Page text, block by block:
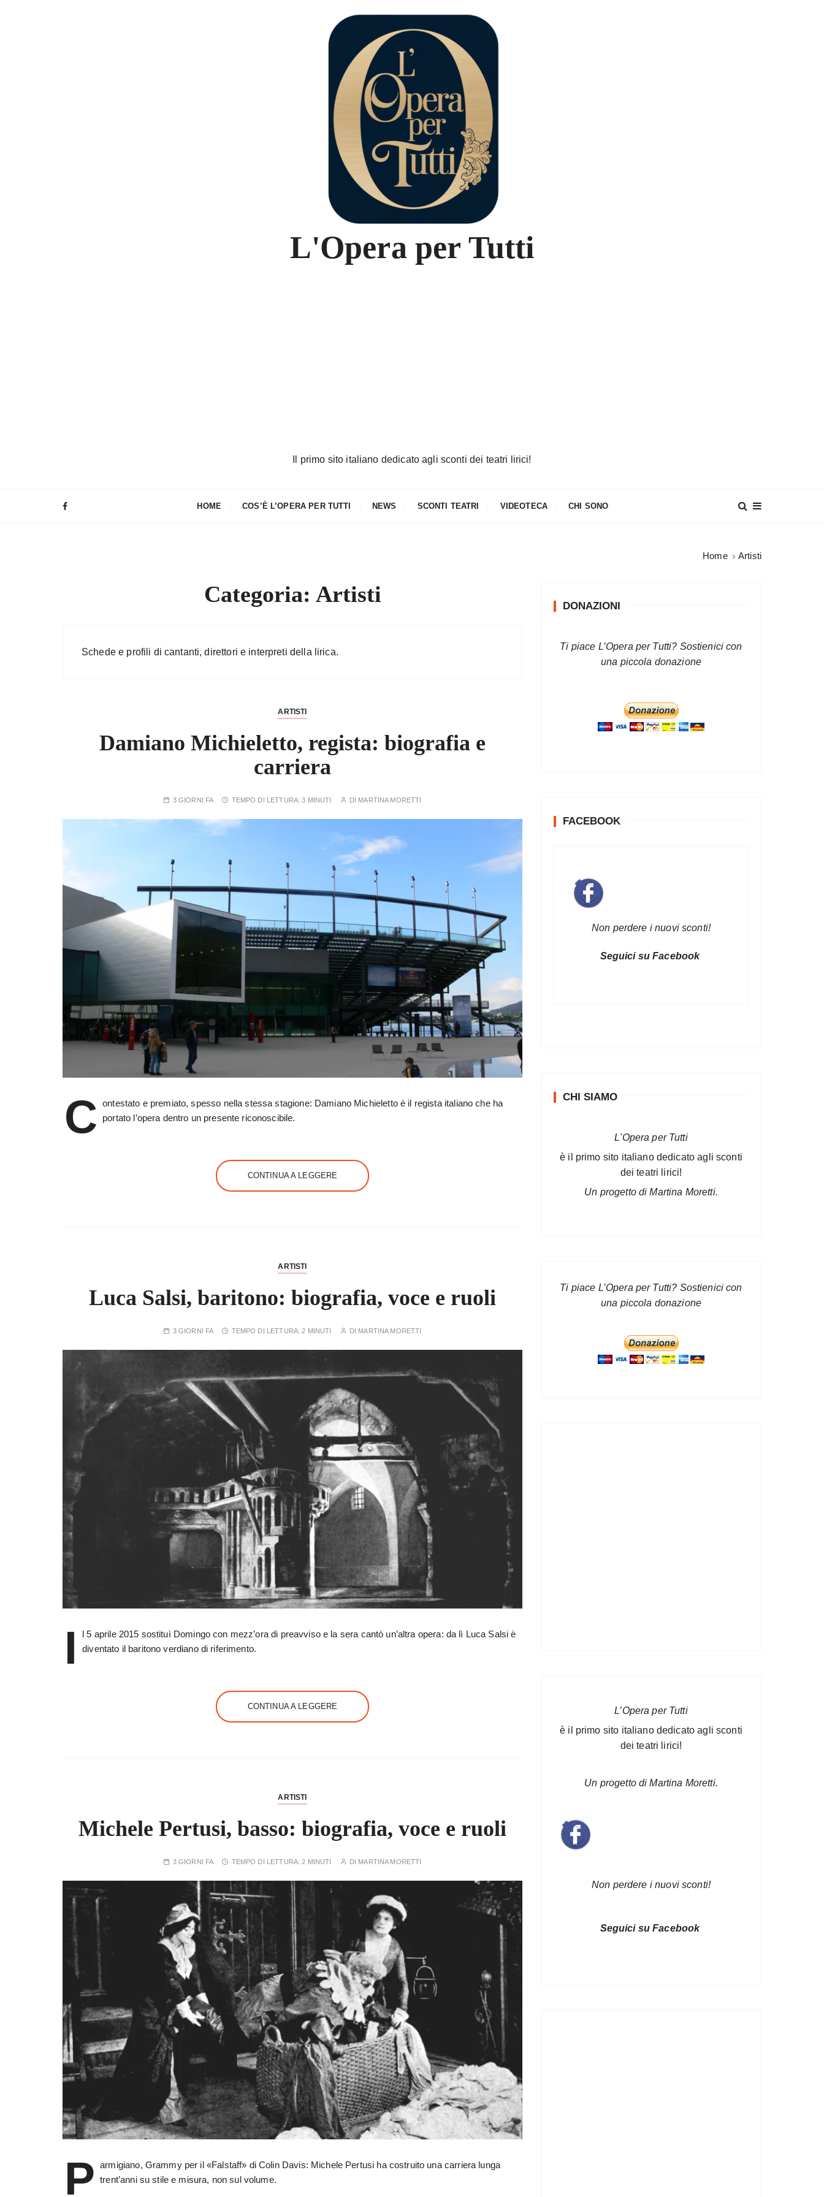
L'Opera per Tutti
Il primo sito italiano dedicato agli sconti dei teatri lirici!
HOME COS’È L’OPERA PER TUTTI NEWS SCONTI TEATRI VIDEOTECA CHI SONO
Home Artisti
Categoria: Artisti
Schede e profili di cantanti, direttori e interpreti della lirica.
ARTISTI
Damiano Michieletto, regista: biografia e
carriera
3 GIORNI FA TEMPO DI LETTURA:3 MINUTI DI MARTINA MORETTI
C ontestato e premiato, spesso nella stessa stagione: Damiano Michieletto è il regista italiano che ha
portato l’opera dentro un presente riconoscibile.
CONTINUA A LEGGERE
ARTISTI
Luca Salsi, baritono: biografia, voce e ruoli
3 GIORNI FA TEMPO DI LETTURA:2 MINUTI DI MARTINA MORETTI
I
l 5 aprile 2015 sostituì Domingo con mezz’ora di preavviso e la sera cantò un’altra opera: da lì Luca Salsi è
diventato il baritono verdiano di riferimento.
CONTINUA A LEGGERE
ARTISTI
Michele Pertusi, basso: biografia, voce e ruoli
3 GIORNI FA TEMPO DI LETTURA:2 MINUTI DI MARTINA MORETTI
P armigiano, Grammy per il «Falstaff» di Colin Davis: Michele Pertusi ha costruito una carriera lunga
trent’anni su stile e misura, non sul volume.
DONAZIONI
Ti piace L’Opera per Tutti? Sostienici con
una piccola donazione
FACEBOOK
Non perdere i nuovi sconti!
Seguici su Facebook
CHI SIAMO
L'Opera per Tutti
è il primo sito italiano dedicato agli sconti
dei teatri lirici!
Un progetto di Martina Moretti.
Ti piace L’Opera per Tutti? Sostienici con
una piccola donazione
L’Opera per Tutti
è il primo sito italiano dedicato agli sconti
dei teatri lirici!
Un progetto di Martina Moretti.
Non perdere i nuovi sconti!
Seguici su Facebook